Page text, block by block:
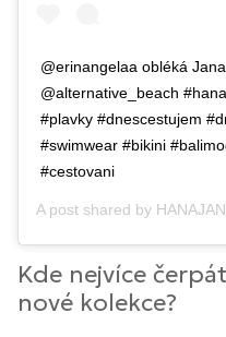
@erinangelaa obléká
@alternative_beach
#plavky #dnescestujem
#swimwear #bikini
#cestovani
A post shared by
Kde nejvíce
nové kolekce?